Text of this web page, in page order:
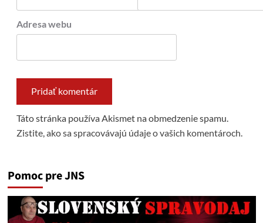
Adresa webu
Táto stránka používa Akismet na obmedzenie spamu.
Zistite, ako sa spracovávajú údaje o vašich komentároch.
Pomoc pre JNS